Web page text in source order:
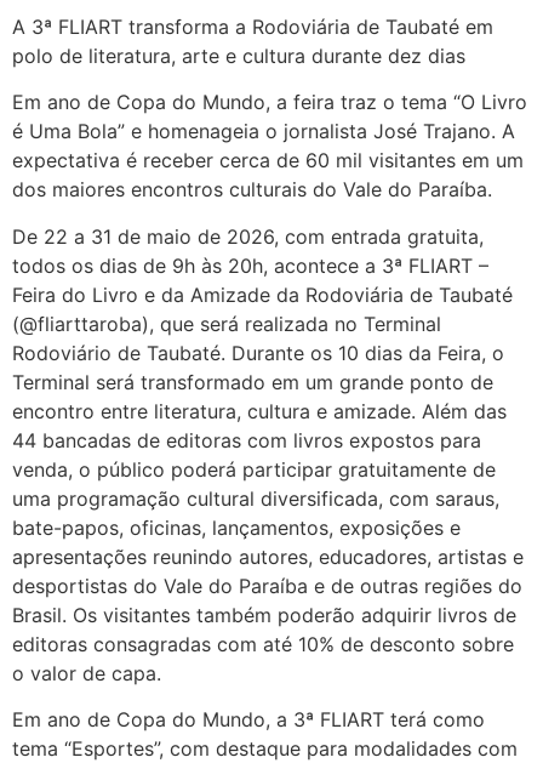
A 3ª FLIART transforma a Rodoviária de Taubaté em
polo de literatura, arte e cultura durante dez dias
Em ano de Copa do Mundo, a feira traz o tema “O Livro
é Uma Bola” e homenageia o jornalista José Trajano. A
expectativa é receber cerca de 60 mil visitantes em um
dos maiores encontros culturais do Vale do Paraíba.
De 22 a 31 de maio de 2026, com entrada gratuita,
todos os dias de 9h às 20h, acontece a 3ª FLIART –
Feira do Livro e da Amizade da Rodoviária de Taubaté
(@fliarttaroba), que será realizada no Terminal
Rodoviário de Taubaté. Durante os 10 dias da Feira, o
Terminal será transformado em um grande ponto de
encontro entre literatura, cultura e amizade. Além das
44 bancadas de editoras com livros expostos para
venda, o público poderá participar gratuitamente de
uma programação cultural diversificada, com saraus,
bate-papos, oficinas, lançamentos, exposições e
apresentações reunindo autores, educadores, artistas e
desportistas do Vale do Paraíba e de outras regiões do
Brasil. Os visitantes também poderão adquirir livros de
editoras consagradas com até 10% de desconto sobre
o valor de capa.
Em ano de Copa do Mundo, a 3ª FLIART terá como
tema “Esportes”, com destaque para modalidades com